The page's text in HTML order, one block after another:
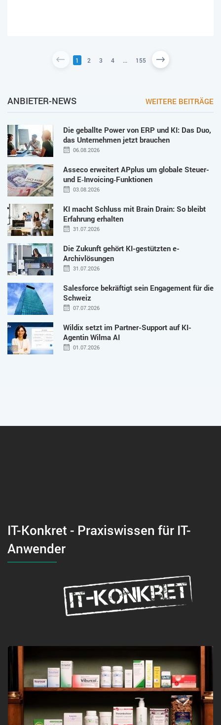
1 2 3 4 ... 155
ANBIETER-NEWS WEITERE BEITRÄGE
Die geballte Power von ERP und KI: Das Duo,
das Unternehmen jetzt brauchen
06.08.2026
Asseco erweitert APplus um globale Steuer-
und E‑Invoicing‑Funktionen
03.08.2026
KI macht Schluss mit Brain Drain: So bleibt
Erfahrung erhalten
31.07.2026
Die Zukunft gehört KI-gestützten e-
Archivlösungen
31.07.2026
Salesforce bekräftigt sein Engagement für die
Schweiz
07.07.2026
Wildix setzt im Partner-Support auf KI-
Agentin Wilma AI
01.07.2026
IT-Konkret - Praxiswissen für IT-
Anwender